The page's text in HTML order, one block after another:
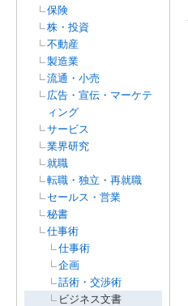
保険
株・投資
不動産
製造業
流通・小売
広告・宣伝・マーケテ
ィング
サービス
業界研究
就職
転職・独立・再就職
セールス・営業
秘書
仕事術
仕事術
企画
話術・交渉術
ビジネス文書